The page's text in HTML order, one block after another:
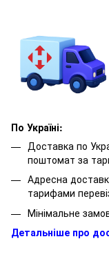
По Україні:
Доставка по
поштомат за
Адресна
тарифами
Мінімальне
Детальніше про